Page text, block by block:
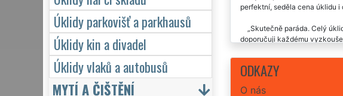
perfektní, seděla cena úklidu
Skutečně paráda. Celý
doporučuji každému
Už jsem v Karlových
ODKAZY
O nás
Úklidy parkovišť a parkhausů
Úklidy kin a divadel
Úklidy vlaků a autobusů
MYTÍ A ČIŠTĚNÍ